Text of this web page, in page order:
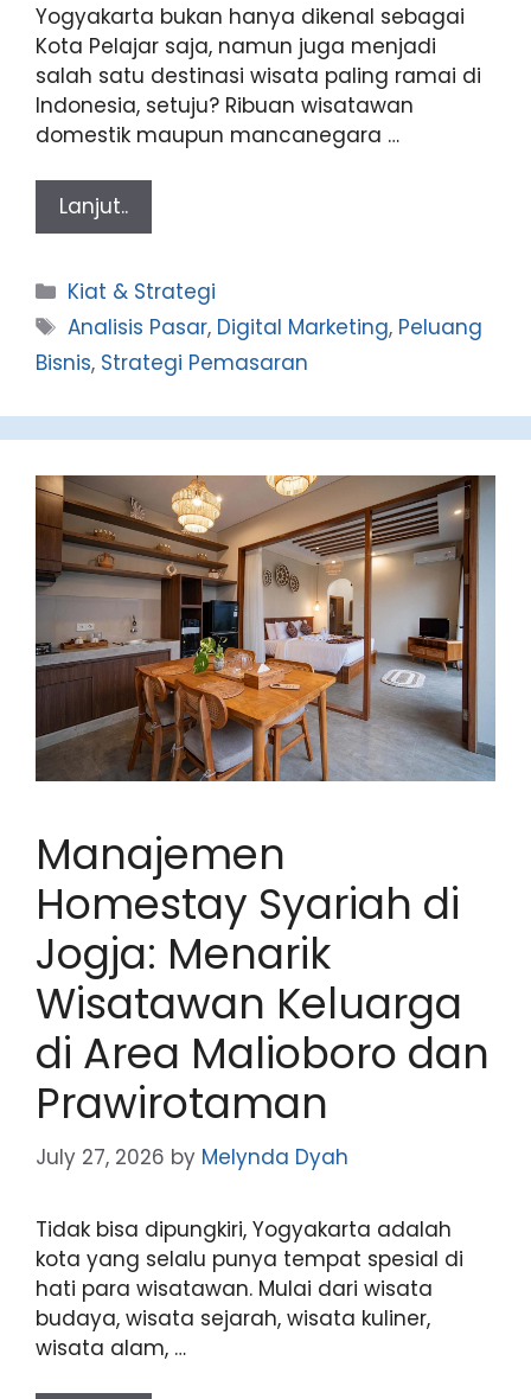
Yogyakarta bukan hanya dikenal sebagai
Kota Pelajar saja, namun juga menjadi
salah satu destinasi wisata paling ramai di
Indonesia, setuju? Ribuan wisatawan
domestik maupun mancanegara …
Lanjut..
Categories
Kiat & Strategi
Tags
Analisis Pasar, Digital Marketing, Peluang
Bisnis, Strategi Pemasaran
Manajemen
Homestay Syariah di
Jogja: Menarik
Wisatawan Keluarga
di Area Malioboro dan
Prawirotaman
July 27, 2026 by Melynda Dyah
Tidak bisa dipungkiri, Yogyakarta adalah
kota yang selalu punya tempat spesial di
hati para wisatawan. Mulai dari wisata
budaya, wisata sejarah, wisata kuliner,
wisata alam, …